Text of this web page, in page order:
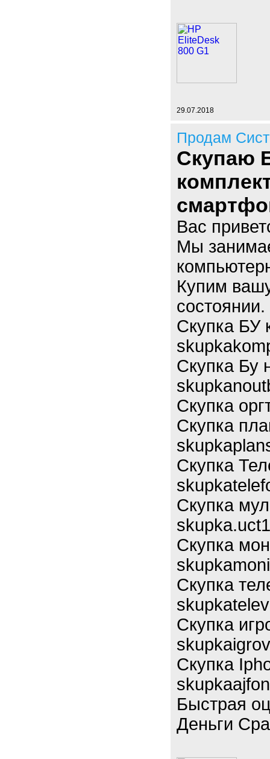
29.07.2018
Продам
Скупаю
Вас
Мы
Купим
Скупка БУ
Скупка Бу
Скупка
Скупка
Скупка
Скупка
Скупка
Скупка
Скупка
Скупка
Быстрая
Деньги